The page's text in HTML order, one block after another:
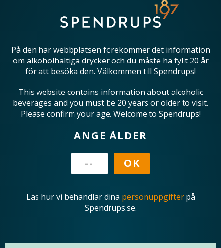
På den här webbplatsen förekommer det information
om alkoholhaltiga drycker och du måste ha fyllt 20 år
för att besöka den. Välkommen till Spendrups!
This website contains information about alcoholic
beverages and you must be 20 years or older to visit.
Please confirm your age. Welcome to Spendrups!
ANGE ÅLDER
Läs hur vi behandlar dina personuppgifterpå
Spendrups.se.